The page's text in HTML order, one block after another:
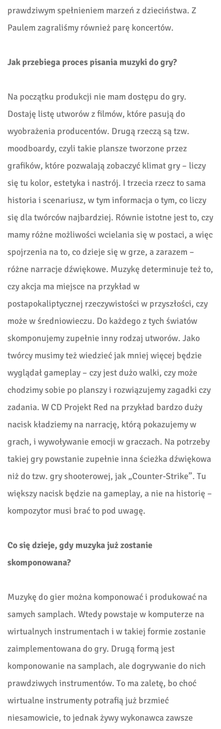
prawdziwym spełnieniem marzeń z dzieciństwa. Z
Paulem zagraliśmy również parę koncertów.
Jak przebiega proces pisania muzyki do gry?
Na początku produkcji nie mam dostępu do gry.
Dostaję listę utworów z filmów, które pasują do
wyobrażenia producentów. Drugą rzeczą są tzw.
moodboardy, czyli takie plansze tworzone przez
grafików, które pozwalają zobaczyć klimat gry – liczy
się tu kolor, estetyka i nastrój. I trzecia rzecz to sama
historia i scenariusz, w tym informacja o tym, co liczy
się dla twórców najbardziej. Równie istotne jest to, czy
mamy różne możliwości wcielania się w postaci, a więc
spojrzenia na to, co dzieje się w grze, a zarazem –
różne narracje dźwiękowe. Muzykę determinuje też to,
czy akcja ma miejsce na przykład w
postapokaliptycznej rzeczywistości w przyszłości, czy
może w średniowieczu. Do każdego z tych światów
skomponujemy zupełnie inny rodzaj utworów. Jako
twórcy musimy też wiedzieć jak mniej więcej będzie
wyglądał gameplay – czy jest dużo walki, czy może
chodzimy sobie po planszy i rozwiązujemy zagadki czy
zadania. W CD Projekt Red na przykład bardzo duży
nacisk kładziemy na narrację, którą pokazujemy w
grach, i wywoływanie emocji w graczach. Na potrzeby
takiej gry powstanie zupełnie inna ścieżka dźwiękowa
niż do tzw. gry shooterowej, jak „Counter-Strike”. Tu
większy nacisk będzie na gameplay, a nie na historię –
kompozytor musi brać to pod uwagę.
Co się dzieje, gdy muzyka już zostanie
skomponowana?
Muzykę do gier można komponować i produkować na
samych samplach. Wtedy powstaje w komputerze na
wirtualnych instrumentach i w takiej formie zostanie
zaimplementowana do gry. Drugą formą jest
komponowanie na samplach, ale dogrywanie do nich
prawdziwych instrumentów. To ma zaletę, bo choć
wirtualne instrumenty potrafią już brzmieć
niesamowicie, to jednak żywy wykonawca zawsze